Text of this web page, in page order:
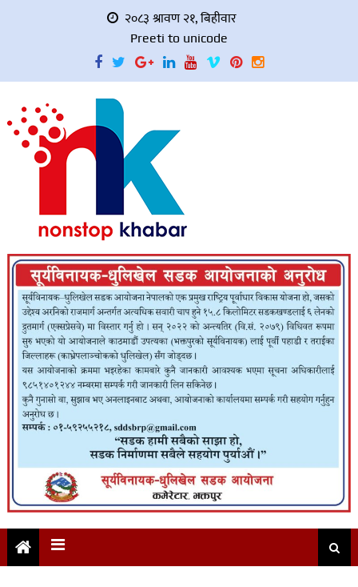
२०८३ श्रावण २१, बिहीवार
Preeti to unicode